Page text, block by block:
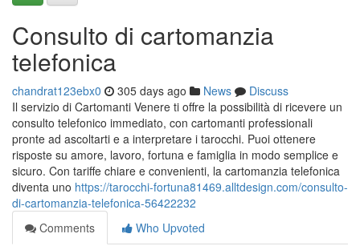
Consulto di cartomanzia
telefonica
chandrat123ebx0 305 days ago News
Discuss
Il servizio di Cartomanti Venere ti offre la possibilità di ricevere un
consulto telefonico immediato, con cartomanti professionali
pronte ad ascoltarti e a interpretare i tarocchi. Puoi ottenere
risposte su amore, lavoro, fortuna e famiglia in modo semplice e
sicuro. Con tariffe chiare e convenienti, la cartomanzia telefonica
diventa uno https://tarocchi-fortuna81469.alltdesign.com/consulto-
di-cartomanzia-telefonica-56422232
Comments
Who Upvoted